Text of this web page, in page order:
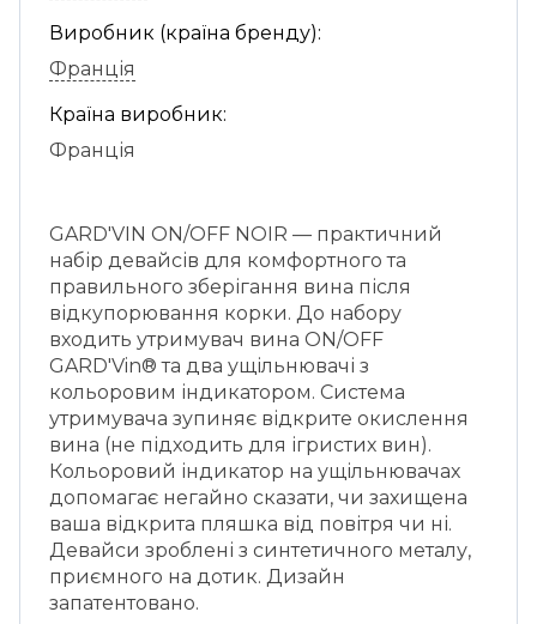
Виробник (країна бренду):
Франція
Країна виробник:
Франція
GARD'VIN ON/OFF NOIR — практичний
набір девайсів для комфортного та
правильного зберігання вина після
відкупорювання корки. До набору
входить утримувач вина ON/OFF
GARD'Vin® та два ущільнювачі з
кольоровим індикатором. Система
утримувача зупиняє відкрите окислення
вина (не підходить для ігристих вин).
Кольоровий індикатор на ущільнювачах
допомагає негайно сказати, чи захищена
ваша відкрита пляшка від повітря чи ні.
Девайси зроблені з синтетичного металу,
приємного на дотик. Дизайн
запатентовано.